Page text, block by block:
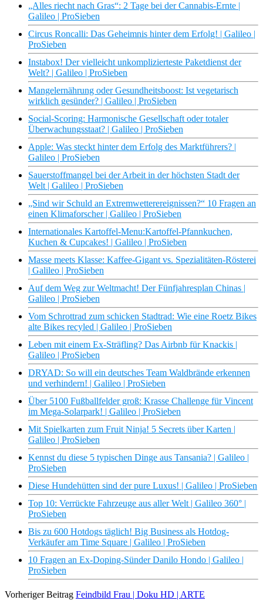
„Alles riecht nach Gras“: 2 Tage bei der Cannabis-Ernte |
Galileo | ProSieben
Circus Roncalli: Das Geheimnis hinter dem Erfolg! | Galileo |
ProSieben
Instabox! Der vielleicht unkomplizierteste Paketdienst der
Welt? | Galileo | ProSieben
Mangelernährung oder Gesundheitsboost: Ist vegetarisch
wirklich gesünder? | Galileo | ProSieben
Social-Scoring: Harmonische Gesellschaft oder totaler
Überwachungsstaat? | Galileo | ProSieben
Apple: Was steckt hinter dem Erfolg des Marktführers? |
Galileo | ProSieben
Sauerstoffmangel bei der Arbeit in der höchsten Stadt der
Welt | Galileo | ProSieben
„Sind wir Schuld an Extremwetterereignissen?“ 10 Fragen an
einen Klimaforscher | Galileo | ProSieben
Internationales Kartoffel-Menu:Kartoffel-Pfannkuchen,
Kuchen & Cupcakes! | Galileo | ProSieben
Masse meets Klasse: Kaffee-Gigant vs. Spezialitäten-Rösterei
| Galileo | ProSieben
Auf dem Weg zur Weltmacht! Der Fünfjahresplan Chinas |
Galileo | ProSieben
Vom Schrottrad zum schicken Stadtrad: Wie eine Roetz Bikes
alte Bikes recyled | Galileo | ProSieben
Leben mit einem Ex-Sträfling? Das Airbnb für Knackis |
Galileo | ProSieben
DRYAD: So will ein deutsches Team Waldbrände erkennen
und verhindern! | Galileo | ProSieben
Über 5100 Fußballfelder groß: Krasse Challenge für Vincent
im Mega-Solarpark! | Galileo | ProSieben
Mit Spielkarten zum Fruit Ninja! 5 Secrets über Karten |
Galileo | ProSieben
Kennst du diese 5 typischen Dinge aus Tansania? | Galileo |
ProSieben
Diese Hundehütten sind der pure Luxus! | Galileo | ProSieben
Top 10: Verrückte Fahrzeuge aus aller Welt | Galileo 360° |
ProSieben
Bis zu 600 Hotdogs täglich! Big Business als Hotdog-
Verkäufer am Time Square | Galileo | ProSieben
10 Fragen an Ex-Doping-Sünder Danilo Hondo | Galileo |
ProSieben
Vorheriger Beitrag Feindbild Frau | Doku HD | ARTE